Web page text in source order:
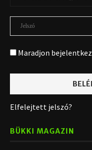
Maradjon
Elfelejtett jelszó?
BÜKKI MAGAZIN